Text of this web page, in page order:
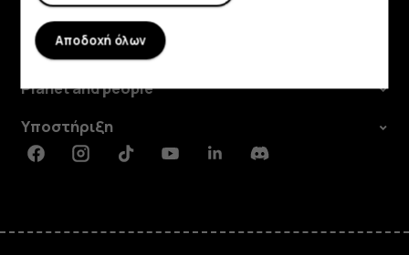
Εξερευνήστε
Πληροφορίες
Planet and people
Υποστήριξη
FacebookInstagramTiktokYoutubeLinkedinDiscord
Αποδοχή όλων